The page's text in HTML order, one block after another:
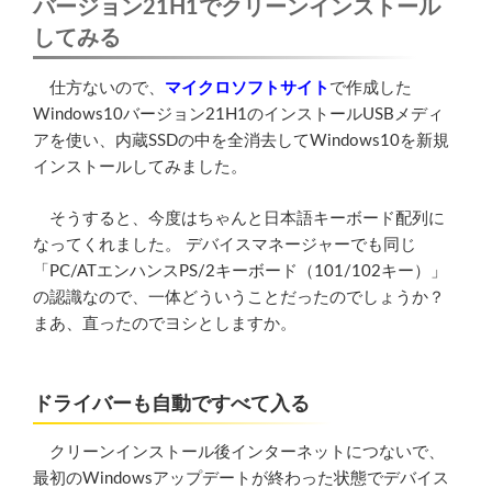
バージョン21H1でクリーンインストール
してみる
仕方ないので、 マイクロソフトサイト で作成した
Windows10バージョン21H1のインストールUSBメディ
アを使い、内蔵SSDの中を全消去してWindows10を新規
インストールしてみました。
そうすると、今度はちゃんと日本語キーボード配列に
なってくれました。 デバイスマネージャーでも同じ
「PC/ATエンハンスPS/2キーボード（101/102キー）」
の認識なので、一体どういうことだったのでしょうか？
まあ、直ったのでヨシとしますか。
ドライバーも自動ですべて入る
クリーンインストール後インターネットにつないで、
最初のWindowsアップデートが終わった状態でデバイス